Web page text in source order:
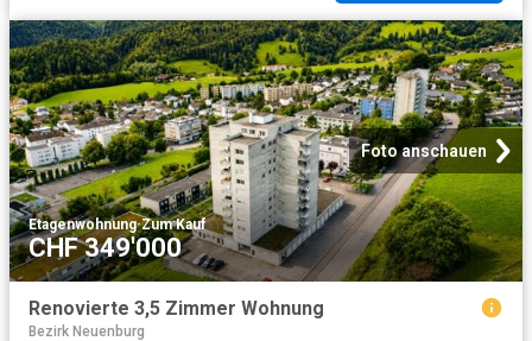
Foto anschauen
Etagenwohnung·Zum Kauf
CHF 349'000
Renovierte 3,5 Zimmer Wohnung
Bezirk Neuenburg